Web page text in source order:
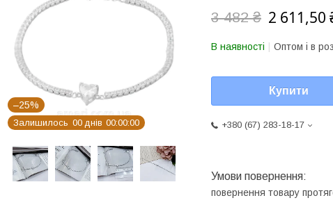
–25%
Залишилось 00 днів 00 00 00
3 482 ₴ 2 611,50
В наявності Оптом і в
Купити
+380 (67) 283-18-17
повернення товару